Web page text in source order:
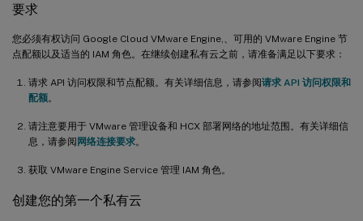
要求
您必须有权访问 Google Cloud VMware Engine,、可用的 VMware Engine 节
点配额以及适当的 IAM 角色。在继续创建私有云之前，请准备满足以下要求：
请求 API 访问权限和节点配额。有关详细信息，请参阅请求 API 访问权限和
配额。
请注意要用于 VMware 管理设备和 HCX 部署网络的地址范围。有关详细信
息，请参阅 网络连接要求。
获取 VMware Engine Service 管理 IAM 角色。
创建您的第一个私有云